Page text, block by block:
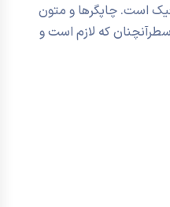
است. چاپگرها و متون
که لازم است و